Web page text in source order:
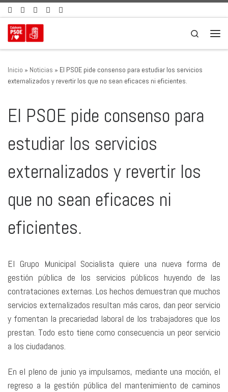
Saltar al contenido
Search
Inicio » Noticias » El PSOE pide consenso para estudiar los servicios
externalizados y revertir los que no sean eficaces ni eficientes.
El PSOE pide consenso para
estudiar los servicios
externalizados y revertir los
que no sean eficaces ni
eficientes.
El Grupo Municipal Socialista quiere una nueva forma de
gestión pública de los servicios públicos huyendo de las
contrataciones externas. Los hechos demuestran que muchos
servicios externalizados resultan más caros, dan peor servicio
y fomentan la precariedad laboral de los trabajadores que los
prestan. Todo esto tiene como consecuencia un peor servicio
a los ciudadanos.
En el pleno de junio ya impulsamos, mediante una moción, el
regreso a la gestión pública del mantenimiento de caminos